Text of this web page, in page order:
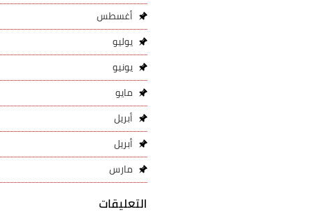
أغسطس
يوليو
يونيو
مايو
أبريل
أبريل
مارس
التعليقات